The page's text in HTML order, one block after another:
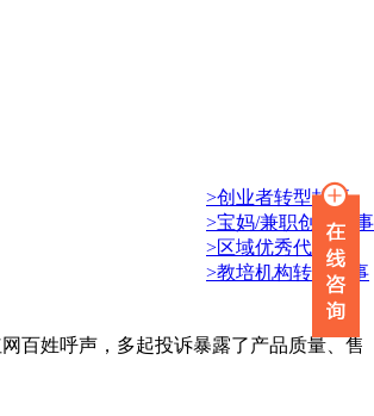
>创业者转型故事
>宝妈/兼职创业故事
>区域优秀代理商
>教培机构转型故事
百姓呼声，多起投诉暴露了产品质量、售